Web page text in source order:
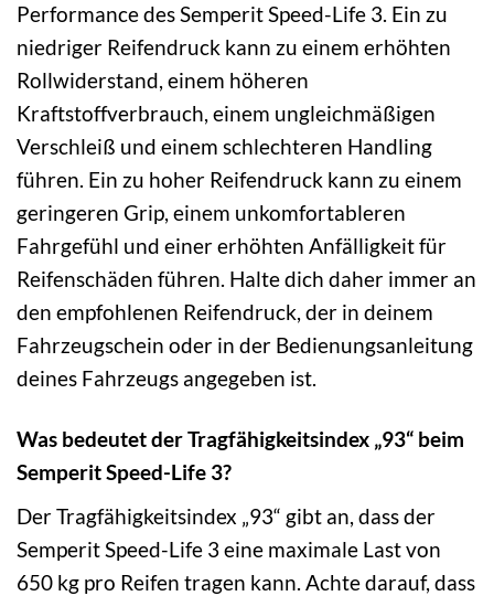
Performance des Semperit Speed-Life 3. Ein zu
niedriger Reifendruck kann zu einem erhöhten
Rollwiderstand, einem höheren
Kraftstoffverbrauch, einem ungleichmäßigen
Verschleiß und einem schlechteren Handling
führen. Ein zu hoher Reifendruck kann zu einem
geringeren Grip, einem unkomfortableren
Fahrgefühl und einer erhöhten Anfälligkeit für
Reifenschäden führen. Halte dich daher immer an
den empfohlenen Reifendruck, der in deinem
Fahrzeugschein oder in der Bedienungsanleitung
deines Fahrzeugs angegeben ist.
Was bedeutet der Tragfähigkeitsindex „93“ beim
Semperit Speed-Life 3?
Der Tragfähigkeitsindex „93“ gibt an, dass der
Semperit Speed-Life 3 eine maximale Last von
650 kg pro Reifen tragen kann. Achte darauf, dass